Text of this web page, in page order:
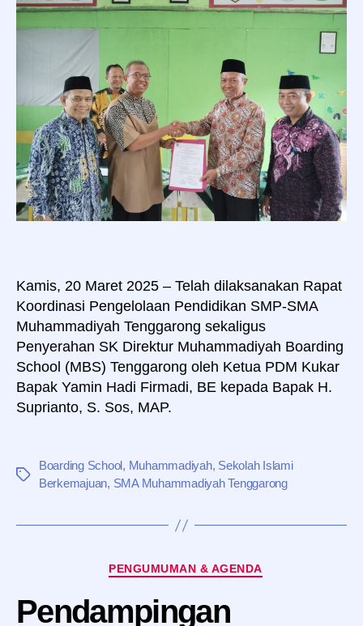
SMA
Muhammadiyah
(Boarding
School)
Kamis, 20 Maret 2025 – Telah dilaksanakan Rapat
Koordinasi Pengelolaan Pendidikan SMP-SMA
Muhammadiyah Tenggarong sekaligus
Penyerahan SK Direktur Muhammadiyah Boarding
School (MBS) Tenggarong oleh Ketua PDM Kukar
Bapak Yamin Hadi Firmadi, BE kepada Bapak H.
Suprianto, S. Sos, MAP.
Tag
Boarding School, Muhammadiyah, Sekolah Islami
Berkemajuan, SMA Muhammadiyah Tenggarong
Kategori
PENGUMUMAN & AGENDA
Pendampingan